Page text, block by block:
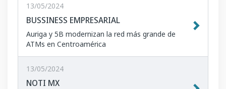
13/05/2024
BUSSINESS EMPRESARIAL
Auriga y 5B modernizan la red más grande de
ATMs en Centroamérica
13/05/2024
NOTI MX